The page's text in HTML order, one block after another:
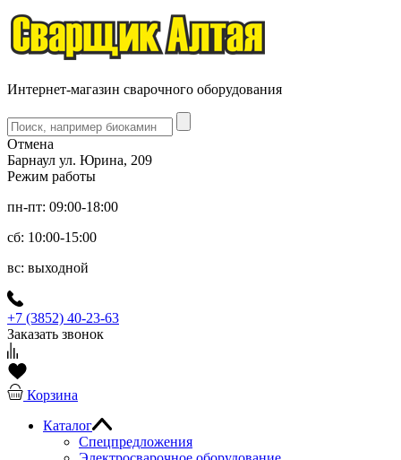
Интернет-магазин сварочного оборудования
Отмена
Барнаул ул. Юрина, 209
Режим работы
пн-пт: 09:00-18:00
сб: 10:00-15:00
вс: выходной
+7 (3852) 40-23-63
Заказать звонок
Корзина
Каталог
Спецпредложения